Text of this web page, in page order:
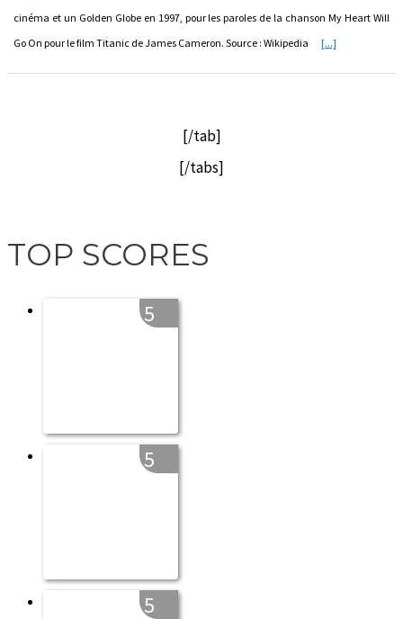
cinéma et un Golden Globe en 1997, pour les paroles de la chanson My Heart Will
Go On pour le film Titanic de James Cameron. Source : Wikipedia [...]
[/tab]
[/tabs]
TOP SCORES
5
5
5